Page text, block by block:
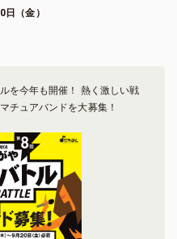
（金）
を今年も開催！ 熱く激しい戦
チュアバンドを大募集！